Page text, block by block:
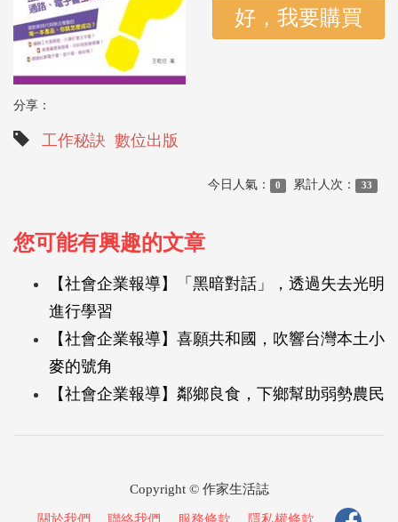
分享：
工作秘訣 數位出版
今日人氣： 0 累計人次： 33
您可能有興趣的文章
【社會企業報導】「黑暗對話」，透過失去光明
進行學習
【社會企業報導】喜願共和國，吹響台灣本土小
麥的號角
【社會企業報導】鄰鄉良食，下鄉幫助弱勢農民
Copyright © 作家生活誌